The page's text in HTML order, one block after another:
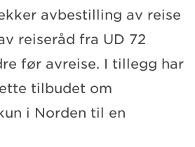
avbestilling av reise
reiseråd fra UD 72
før avreise. I tillegg har
tilbudet om
i Norden til en